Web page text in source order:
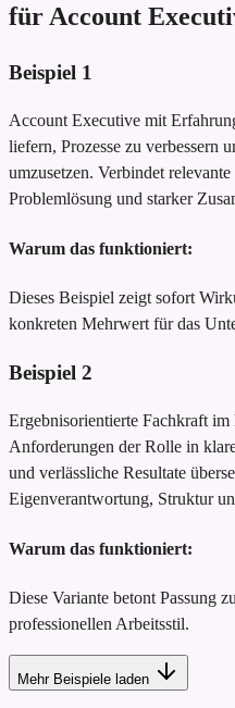
für Account
Beispiel 1
Account Executive mit
liefern, Prozesse zu verbessern
umzusetzen. Verbindet
Problemlösung und starker
Warum das funktioniert:
Dieses Beispiel zeigt sofort
konkreten Mehrwert für das
Beispiel 2
Ergebnisorientierte Fachkraft
Anforderungen der Rolle in
und verlässliche Resultate
Eigenverantwortung, Struktur
Warum das funktioniert:
Diese Variante betont Passung
professionellen Arbeitsstil.
Mehr Beispiele laden